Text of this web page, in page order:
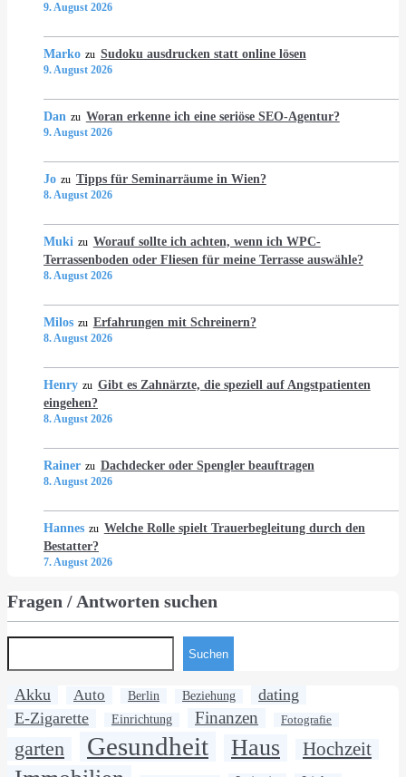
9. August 2026
Marko zu Sudoku ausdrucken statt online lösen
9. August 2026
Dan zu Woran erkenne ich eine seriöse SEO-Agentur?
9. August 2026
Jo zu Tipps für Seminarräume in Wien?
8. August 2026
Muki zu Worauf sollte ich achten, wenn ich WPC-
Terrassenboden oder Fliesen für meine Terrasse auswähle?
8. August 2026
Milos zu Erfahrungen mit Schreinern?
8. August 2026
Henry zu Gibt es Zahnärzte, die speziell auf Angstpatienten
eingehen?
8. August 2026
Rainer zu Dachdecker oder Spengler beauftragen
8. August 2026
Hannes zu Welche Rolle spielt Trauerbegleitung durch den
Bestatter?
7. August 2026
Fragen / Antworten suchen
Suchen
Akku Auto Berlin Beziehung
dating
E-Zigarette
Einrichtung Finanzen Fotografie
garten Gesundheit Haus Hochzeit